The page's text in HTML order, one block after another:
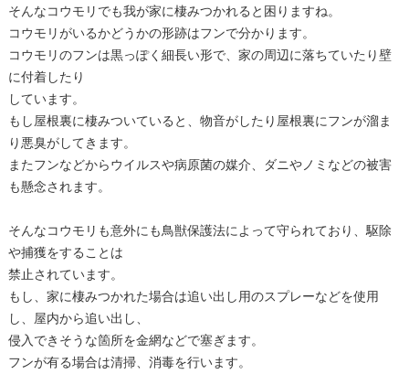
そんなコウモリでも我が家に棲みつかれると困りますね。
コウモリがいるかどうかの形跡はフンで分かります。
コウモリのフンは黒っぽく細長い形で、家の周辺に落ちていたり壁
に付着したり
しています。
もし屋根裏に棲みついていると、物音がしたり屋根裏にフンが溜ま
り悪臭がしてきます。
またフンなどからウイルスや病原菌の媒介、ダニやノミなどの被害
も懸念されます。
そんなコウモリも意外にも鳥獣保護法によって守られており、駆除
や捕獲をすることは
禁止されています。
もし、家に棲みつかれた場合は追い出し用のスプレーなどを使用
し、屋内から追い出し、
侵入できそうな箇所を金網などで塞ぎます。
フンが有る場合は清掃、消毒を行います。